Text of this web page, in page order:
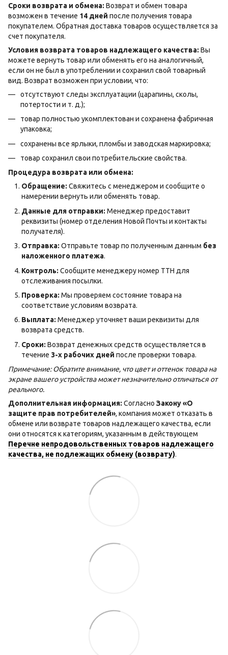
Сроки возврата и обмена: Возврат и обмен товара
возможен в течение 14 дней после получения товара
покупателем. Обратная доставка товаров осуществляется за
счет покупателя.
Условия возврата товаров надлежащего качества: Вы
можете вернуть товар или обменять его на аналогичный,
если он не был в употреблении и сохранил свой товарный
вид. Возврат возможен при условии, что:
отсутствуют следы эксплуатации (царапины, сколы,
потертости и т. д.);
товар полностью укомплектован и сохранена фабричная
упаковка;
сохранены все ярлыки, пломбы и заводская маркировка;
товар сохранил свои потребительские свойства.
Процедура возврата или обмена:
Обращение: Свяжитесь с менеджером и сообщите о
намерении вернуть или обменять товар.
Данные для отправки: Менеджер предоставит
реквизиты (номер отделения Новой Почты и контакты
получателя).
Отправка: Отправьте товар по полученным данным без
наложенного платежа.
Контроль: Сообщите менеджеру номер ТТН для
отслеживания посылки.
Проверка: Мы проверяем состояние товара на
соответствие условиям возврата.
Выплата: Менеджер уточняет ваши реквизиты для
возврата средств.
Сроки: Возврат денежных средств осуществляется в
течение 3-х рабочих дней после проверки товара.
Примечание: Обратите внимание, что цвет и оттенок товара на
экране вашего устройства может незначительно отличаться от
реального.
Дополнительная информация: Согласно Закону «О
защите прав потребителей», компания может отказать в
обмене или возврате товаров надлежащего качества, если
они относятся к категориям, указанным в действующем
Перечне непродовольственных товаров надлежащего
качества, не подлежащих обмену (возврату).